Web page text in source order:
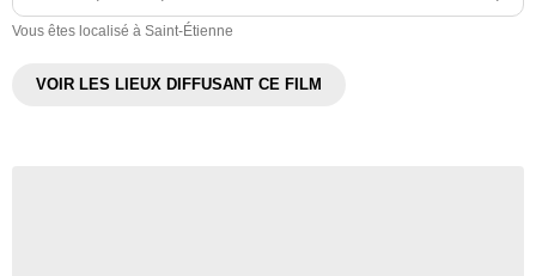
Vous êtes localisé à Saint-Étienne
VOIR LES LIEUX DIFFUSANT CE FILM